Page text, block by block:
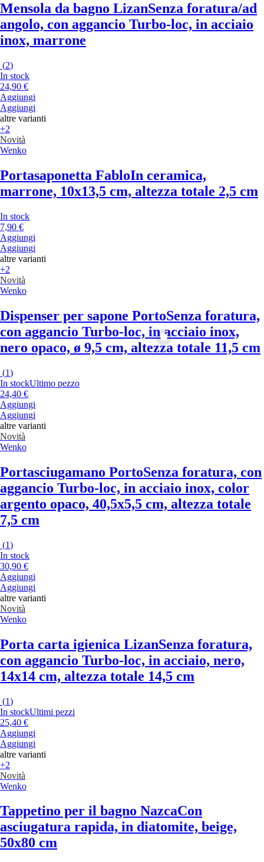
Mensola da bagno LizanSenza foratura/ad
angolo, con aggancio Turbo-loc, in acciaio
inox, marrone
(2)
In stock
24,90 €
Aggiungi
Aggiungi
altre varianti
+2
Novità
Wenko
Portasaponetta FabloIn ceramica,
marrone, 10x13,5 cm, altezza totale 2,5 cm
In stock
7,90 €
Aggiungi
Aggiungi
altre varianti
+2
Novità
Wenko
Dispenser per sapone PortoSenza foratura,
con aggancio Turbo-loc, in acciaio inox,
nero opaco, ø 9,5 cm, altezza totale 11,5 cm
(1)
In stockUltimo pezzo
24,40 €
Aggiungi
Aggiungi
altre varianti
Novità
Wenko
Portasciugamano PortoSenza foratura, con
aggancio Turbo-loc, in acciaio inox, color
argento opaco, 40,5x5,5 cm, altezza totale
7,5 cm
(1)
In stock
30,90 €
Aggiungi
Aggiungi
altre varianti
Novità
Wenko
Porta carta igienica LizanSenza foratura,
con aggancio Turbo-loc, in acciaio, nero,
14x14 cm, altezza totale 14,5 cm
(1)
In stockUltimi pezzi
25,40 €
Aggiungi
Aggiungi
altre varianti
+2
Novità
Wenko
Tappetino per il bagno NazcaCon
asciugatura rapida, in diatomite, beige,
50x80 cm